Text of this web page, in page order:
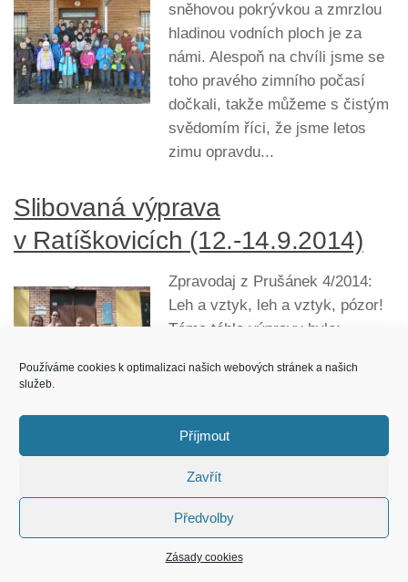
Používáme cookies k optimalizaci našich webových stránek a našich
služeb.
Příjmout
Zavřít
Předvolby
Zásady cookies
sněhovou pokrývkou a zmrzlou
hladinou vodních ploch je za
námi. Alespoň na chvíli jsme se
toho pravého zimního počasí
dočkali, takže můžeme s čistým
svědomím říci, že jsme letos
zimu opravdu...
Slibovaná výprava
v Ratíškovicích (12.-14.9.2014)
Zpravodaj z Prušánek 4/2014:
Leh a vztyk, leh a vztyk, pózor!
Téma téhle výpravy bylo:
nebyla výjimkou. V pátek
do autobusu a jely směr
Ratíškovice. Když jsme dorazily,
tak...
Výprava do Podivína (8. –